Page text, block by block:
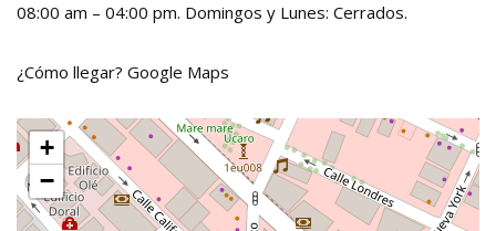
08:00 am – 04:00 pm. Domingos y Lunes: Cerrados.
¿Cómo llegar? Google Maps
+
−